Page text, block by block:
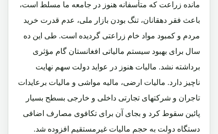
مانده زراعت که متأسفانه هنوز در جامعه ما مسلط است،
باعث فقر دهقانان، تنگ بودن بازار ملی، عدم قدرت خرید
مردم و کمبود مواد خام زراعتی گردیده است. طی این ده
سال برای بهبود سیستم مالیاتی افغانستان گام مؤثری
برداشته نشد. مالیات هنوز در عواید دولت سهم نهایت
ناچیز دارد. مالیات ارضی، مالیه مواشی و مالیات برعایدات
تاجران و شرکتهای تجارتی داخلی و خارجی بسطح بسیار
پائین سقوط کرد و بجای آن برای تکافوی مصارف اضافی
دستگاه دولت به حجم مالیات غیرمستقیم افزوده شد.